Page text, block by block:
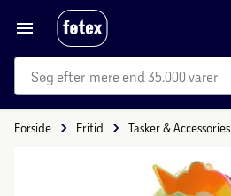
mere end 35.000 varer
Forside Fritid Tasker & Accessories